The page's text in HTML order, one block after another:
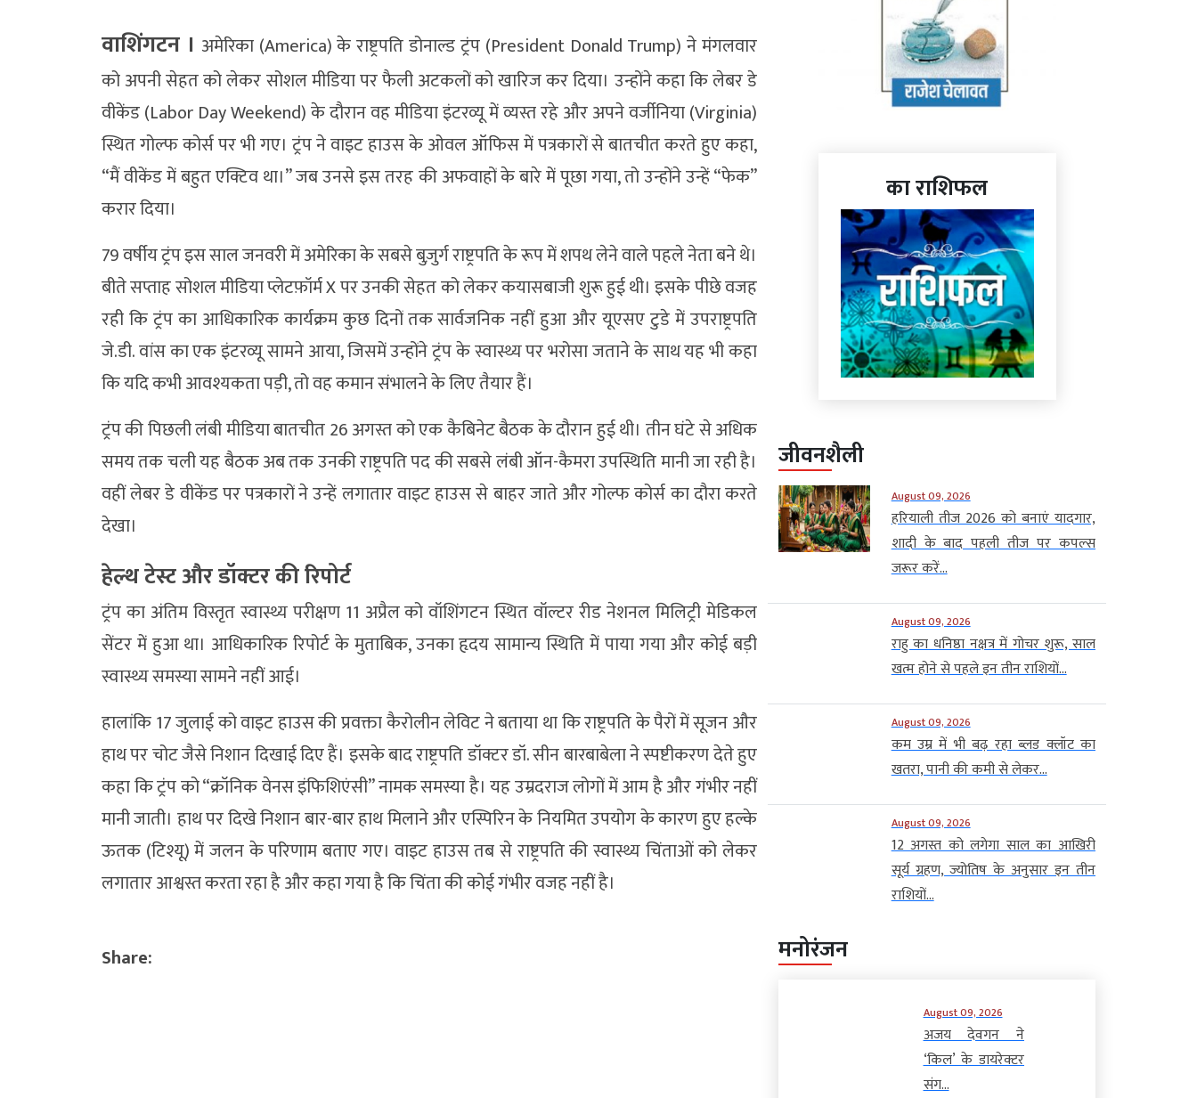
वाशिंगटन । अमेरिका (America) के राष्ट्रपति डोनाल्ड ट्रंप (President Donald Trump) ने मंगलवार
को अपनी सेहत को लेकर सोशल मीडिया पर फैली अटकलों को खारिज कर दिया। उन्होंने कहा कि लेबर डे
वीकेंड (Labor Day Weekend) के दौरान वह मीडिया इंटरव्यू में व्यस्त रहे और अपने वर्जीनिया (Virginia)
स्थित गोल्फ कोर्स पर भी गए। ट्रंप ने वाइट हाउस के ओवल ऑफिस में पत्रकारों से बातचीत करते हुए कहा,
“मैं वीकेंड में बहुत एक्टिव था।” जब उनसे इस तरह की अफवाहों के बारे में पूछा गया, तो उन्होंने उन्हें “फेक”
करार दिया।
79 वर्षीय ट्रंप इस साल जनवरी में अमेरिका के सबसे बुज़ुर्ग राष्ट्रपति के रूप में शपथ लेने वाले पहले नेता बने थे।
बीते सप्ताह सोशल मीडिया प्लेटफ़ॉर्म X पर उनकी सेहत को लेकर कयासबाजी शुरू हुई थी। इसके पीछे वजह
रही कि ट्रंप का आधिकारिक कार्यक्रम कुछ दिनों तक सार्वजनिक नहीं हुआ और यूएसए टुडे में उपराष्ट्रपति
जे.डी. वांस का एक इंटरव्यू सामने आया, जिसमें उन्होंने ट्रंप के स्वास्थ्य पर भरोसा जताने के साथ यह भी कहा
कि यदि कभी आवश्यकता पड़ी, तो वह कमान संभालने के लिए तैयार हैं।
ट्रंप की पिछली लंबी मीडिया बातचीत 26 अगस्त को एक कैबिनेट बैठक के दौरान हुई थी। तीन घंटे से अधिक
समय तक चली यह बैठक अब तक उनकी राष्ट्रपति पद की सबसे लंबी ऑन-कैमरा उपस्थिति मानी जा रही है।
वहीं लेबर डे वीकेंड पर पत्रकारों ने उन्हें लगातार वाइट हाउस से बाहर जाते और गोल्फ कोर्स का दौरा करते
देखा।
हेल्थ टेस्ट और डॉक्टर की रिपोर्ट
ट्रंप का अंतिम विस्तृत स्वास्थ्य परीक्षण 11 अप्रैल को वॉशिंगटन स्थित वॉल्टर रीड नेशनल मिलिट्री मेडिकल
सेंटर में हुआ था। आधिकारिक रिपोर्ट के मुताबिक, उनका हृदय सामान्य स्थिति में पाया गया और कोई बड़ी
स्वास्थ्य समस्या सामने नहीं आई।
हालांकि 17 जुलाई को वाइट हाउस की प्रवक्ता कैरोलीन लेविट ने बताया था कि राष्ट्रपति के पैरों में सूजन और
हाथ पर चोट जैसे निशान दिखाई दिए हैं। इसके बाद राष्ट्रपति डॉक्टर डॉ. सीन बारबाबेला ने स्पष्टीकरण देते हुए
कहा कि ट्रंप को “क्रॉनिक वेनस इंफिशिएंसी” नामक समस्या है। यह उम्रदराज लोगों में आम है और गंभीर नहीं
मानी जाती। हाथ पर दिखे निशान बार-बार हाथ मिलाने और एस्पिरिन के नियमित उपयोग के कारण हुए हल्के
ऊतक (टिश्यू) में जलन के परिणाम बताए गए। वाइट हाउस तब से राष्ट्रपति की स्वास्थ्य चिंताओं को लेकर
लगातार आश्वस्त करता रहा है और कहा गया है कि चिंता की कोई गंभीर वजह नहीं है।
Share:
का राशिफल
जीवनशैली
August 09, 2026
हरियाली तीज 2026 को बनाएं यादगार,
शादी के बाद पहली तीज पर कपल्स
जरूर करें...
August 09, 2026
राहु का धनिष्ठा नक्षत्र में गोचर शुरू, साल
खत्म होने से पहले इन तीन राशियों...
August 09, 2026
कम उम्र में भी बढ़ रहा ब्लड क्लॉट का
खतरा, पानी की कमी से लेकर...
August 09, 2026
12 अगस्त को लगेगा साल का आखिरी
सूर्य ग्रहण, ज्योतिष के अनुसार इन तीन
राशियों...
मनोरंजन
August 09, 2026
अजय देवगन ने
‘किल’ के डायरेक्टर
संग...